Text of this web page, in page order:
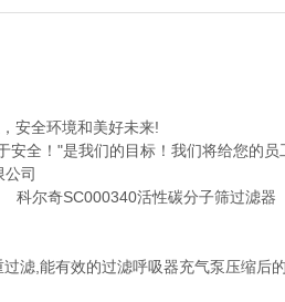
安全环境和美好未来!
全！"是我们的目标！我们将给您的员
司
滤,能有效的过滤呼吸器充气泵压缩后